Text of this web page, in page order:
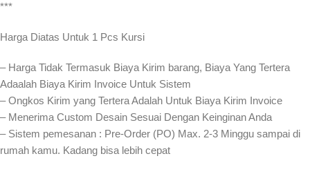
***
Harga Diatas Untuk 1 Pcs Kursi
– Harga Tidak Termasuk Biaya Kirim barang, Biaya Yang Tertera
Adaalah Biaya Kirim Invoice Untuk Sistem
– Ongkos Kirim yang Tertera Adalah Untuk Biaya Kirim Invoice
– Menerima Custom Desain Sesuai Dengan Keinginan Anda
– Sistem pemesanan : Pre-Order (PO) Max. 2-3 Minggu sampai di
rumah kamu. Kadang bisa lebih cepat⁣⁣